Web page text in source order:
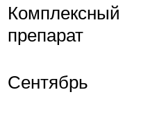
Комплексный
препарат
Сентябрь